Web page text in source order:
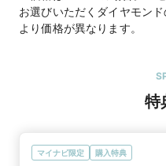
お選びいただくダイヤモン
より価格が異なります。
特
マイナビ限定 購入特典